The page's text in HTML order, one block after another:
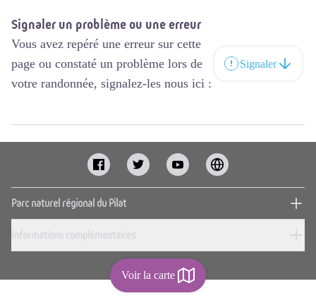
Voir la carte
Signaler un problème ou une erreur
Vous avez repéré une erreur sur cette
page ou constaté un problème lors de
votre randonnée, signalez-les nous ici :
Signaler
Parc naturel régional du Pilat
Informations complémentaires